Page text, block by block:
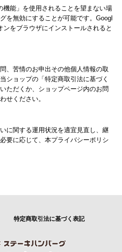
機能」を使用されることを望まない場
を無効にすることが可能です。Googl
をブラウザにインストールされると
、苦情のお申出その他個人情報の取
ショップの「特定商取引法に基づく
ただくか、ショップページ内のお問
せください。
に関する運用状況を適宜見直し、継
要に応じて、本プライバシーポリシ
特定商取引法に基づく表記